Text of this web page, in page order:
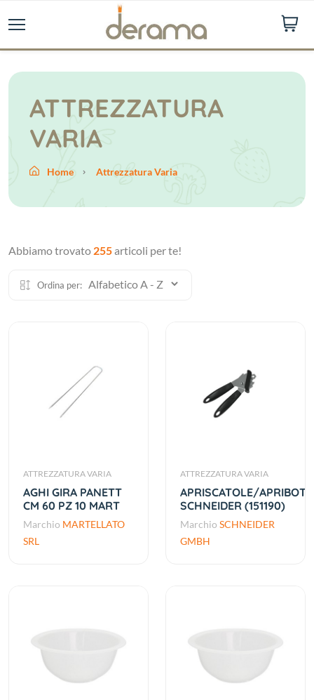
ATTREZZATURA
VARIA
Home Attrezzatura Varia
Abbiamo trovato 255articoli per te!
Ordina per:
ATTREZZATURA VARIA
AGHI GIRA PANETT
CM 60 PZ 10 MART
Marchio MARTELLATO
SRL
ATTREZZATURA VARIA
APRISCATOLE/
SCHNEIDER (151190)
Marchio SCHNEIDER
GMBH